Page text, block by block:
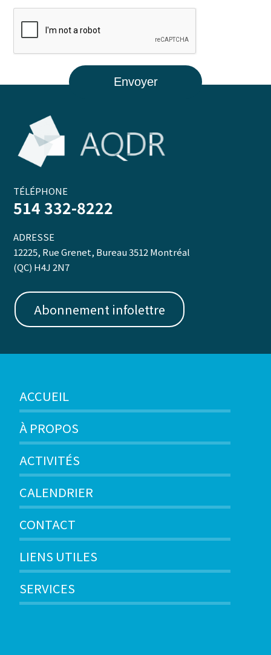
TÉLÉPHONE
514 332-8222
ADRESSE
12225, Rue Grenet, Bureau 3512 Montréal
(QC) H4J 2N7
Abonnement infolettre
ACCUEIL
À PROPOS
ACTIVITÉS
CALENDRIER
CONTACT
LIENS UTILES
SERVICES